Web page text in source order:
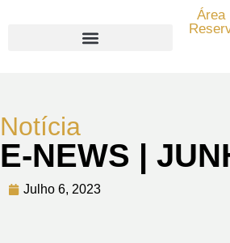
Área
Notícia
E-NEWS |
Julho 6, 2023